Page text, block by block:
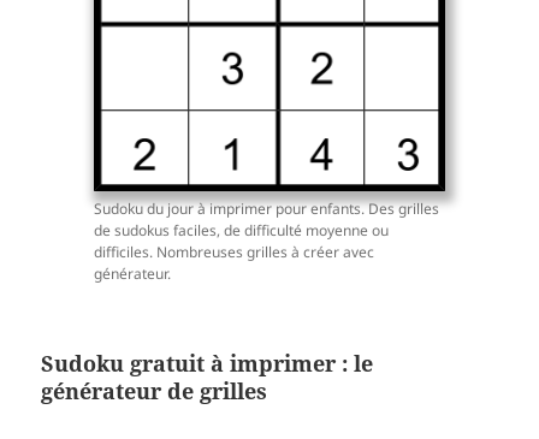
Sudoku du jour à imprimer pour enfants. Des grilles
de sudokus faciles, de difficulté moyenne ou
difficiles. Nombreuses grilles à créer avec
générateur.
Sudoku gratuit à imprimer : le
générateur de grilles